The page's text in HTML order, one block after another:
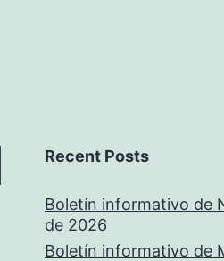
Recent Posts
Boletín informativo de
de 2026
Boletín informativo de